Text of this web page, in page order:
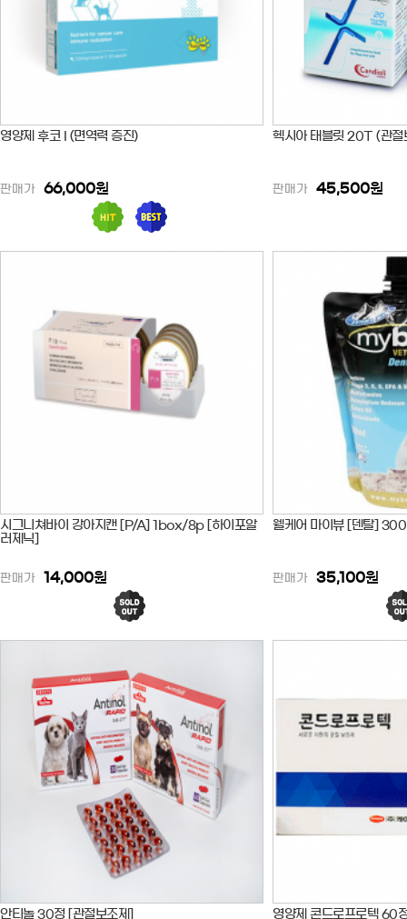
영양제 후코 I (면역력 증진)
판매가 66,000원
헥시아 태블릿 20T (관절
판매가 45,500원
시그니쳐바이 강아지캔 [P/A] 1box/8p [하이포알
러제닉]
판매가 14,000원
웰케어 마이뷰 [덴탈]
판매가 35,100원
안티놀 30정 [관절보조제] 영양제 콘드로프로텍 60